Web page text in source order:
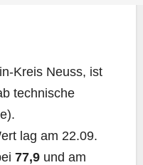
Kreis Neuss, ist
tech­ni­sche
lag am 22.09.
77,9 und am